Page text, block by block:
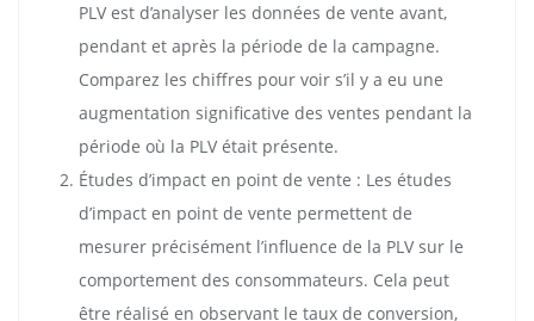
PLV est d’analyser les données de vente avant,
pendant et après la période de la campagne.
Comparez les chiffres pour voir s’il y a eu une
augmentation significative des ventes pendant la
période où la PLV était présente.
Études d’impact en point de vente : Les études
d’impact en point de vente permettent de
mesurer précisément l’influence de la PLV sur le
comportement des consommateurs. Cela peut
être réalisé en observant le taux de conversion,